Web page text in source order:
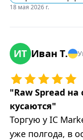
18 мая 2026 г.
ИТ Иван Т.
"Raw Spread на cTrader: быстро, но свопы
кусаются"
Торгую у IC
уже полгода, в